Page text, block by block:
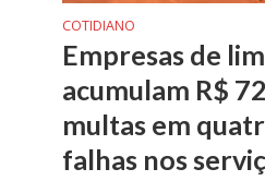
COTIDIANO
Empresas de
acumulam R$
multas em
falhas nos